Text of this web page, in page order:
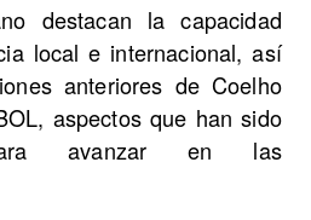
destacan la capacidad
local e internacional, así
anteriores de Coelho
aspectos que han sido
avanzar en las